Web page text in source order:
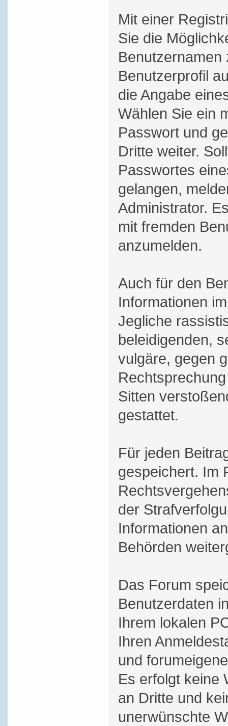
Mit einer
Sie die
Benutzernamen
Benutzerprofil
die Angabe
Wählen Sie ein
Passwort und
Dritte weiter.
Passwortes
gelangen,
Administrator.
mit fremden
anzumelden.
Auch für den
Informationen
Jegliche
beleidigenden,
vulgäre, gegen
Sitten
gestattet.
Für jeden
gespeichert. Im
der
Informationen
Behörden
Das Forum
Benutzerdaten
Ihrem lokalen
Ihren
und
Es erfolgt keine
an Dritte und
unerwünschte